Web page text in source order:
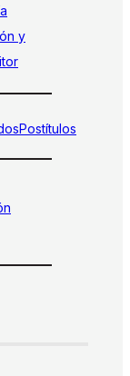
y
Postítulos